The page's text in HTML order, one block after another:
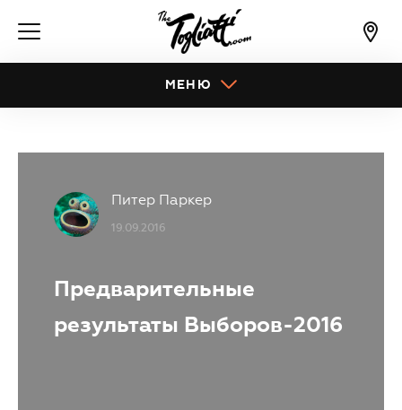
МЕНЮ
Питер Паркер
19.09.2016
Предварительные
результаты Выборов-2016